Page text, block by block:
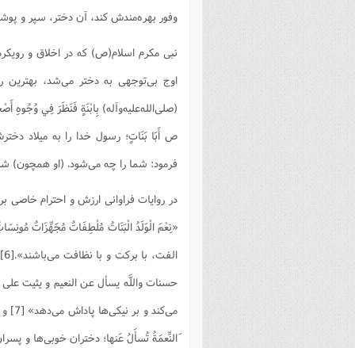
وفور بهره‌مندش کند، آن دختر، سپر و
نبی مکرم اسلام(ص) که در اخلاق و
اوج بی‌توجهی به دختر می‌شد، بهترین
(صلی‌الله‌علیه‌و‌آله) بِابْنَةٍ فَنَظَرَ فِي وُجُوهِ
ص أَبَا بَنَاتٍ؛ رسول خدا را به میلاد
فرمود: شما را چه می‌شود. (او همچون)
در روایات فراوانی ارزش و احترام خاصی
«نِعْمَ الْوَلَدُ الْبَنَاتُ مُلْطِفَاتٌ مُجَهِّزَاتٌ
حسنات واللَّه یسأل عن النعیم و یثیت
َالنِّعمَةُ تُسأَلُ عَنها؛ دختران خوبى‏‌ها و